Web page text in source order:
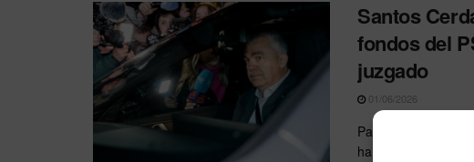
Santos
fondos del
juzgado
01/06/2026
Pamplona.– El
ha negado